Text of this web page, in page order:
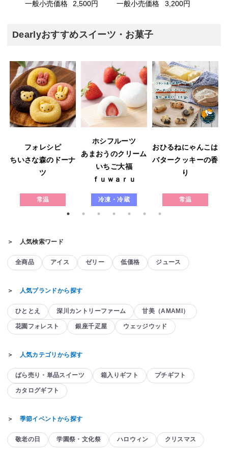
一般小売価格 2,500円 一般小売価格 3,200円
Dearlyおすすめスイーツ・お菓子
フォレシピ
ちいさな森のドーナ
ツ
常温
ホシフルーツ
あまおうのクリーム
いちご大福
ｆｕｗａｒｕ
冷凍・冷蔵
おひるねにゃんこは
バタークッキーの香
り
常温
＞ 人気検索ワード
全商品 アイス ゼリー 低価格 ジュース
＞ 人気ブランドから探す
ひととえ 深川カントリーファーム 甘美（AMAMI）
花園フォレスト 銀座千疋屋 ウェッジウッド
＞ 人気カテゴリから探す
ばら売り・単品スイーツ 箱入りギフト プチギフト
カタログギフト
＞ 季節イベントから探す
敬老の日 学園祭・文化祭 ハロウィン クリスマス